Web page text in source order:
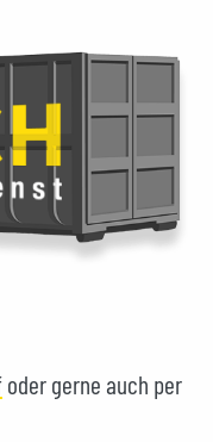
oder gerne auch per